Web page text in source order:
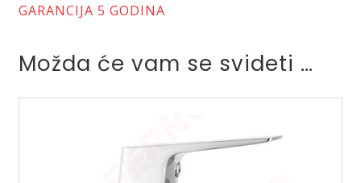
GARANCIJA 5 GODINA
Možda će vam se svideti …